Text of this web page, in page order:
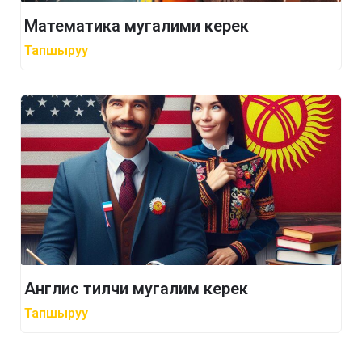
Математика мугалими керек
Тапшыруу
Англис тилчи мугалим керек
Тапшыруу